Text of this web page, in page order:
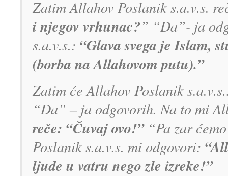
Zatim Allahov Poslanik s.a.v.s.
i njegov vrhunac?” “Da”- ja
s.a.v.s.: “Glava svega je Islam,
(borba na Allahovom putu).”
Zatim će Allahov Poslanik
“Da” – ja odgovorih. Na to mi
reče: “Čuvaj ovo!”“Pa zar
Poslanik s.a.v.s. mi odgovori:
ljude u vatru nego zle izreke!”